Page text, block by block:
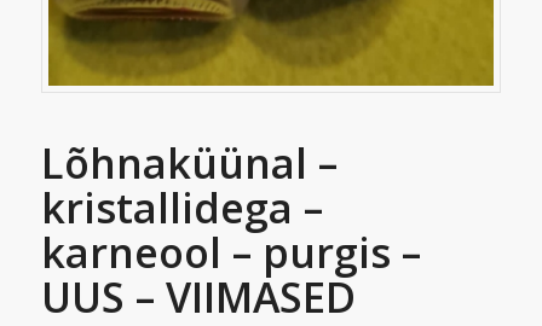
Lõhnaküünal –
kristallidega –
karneool – purgis –
UUS – VIIMASED